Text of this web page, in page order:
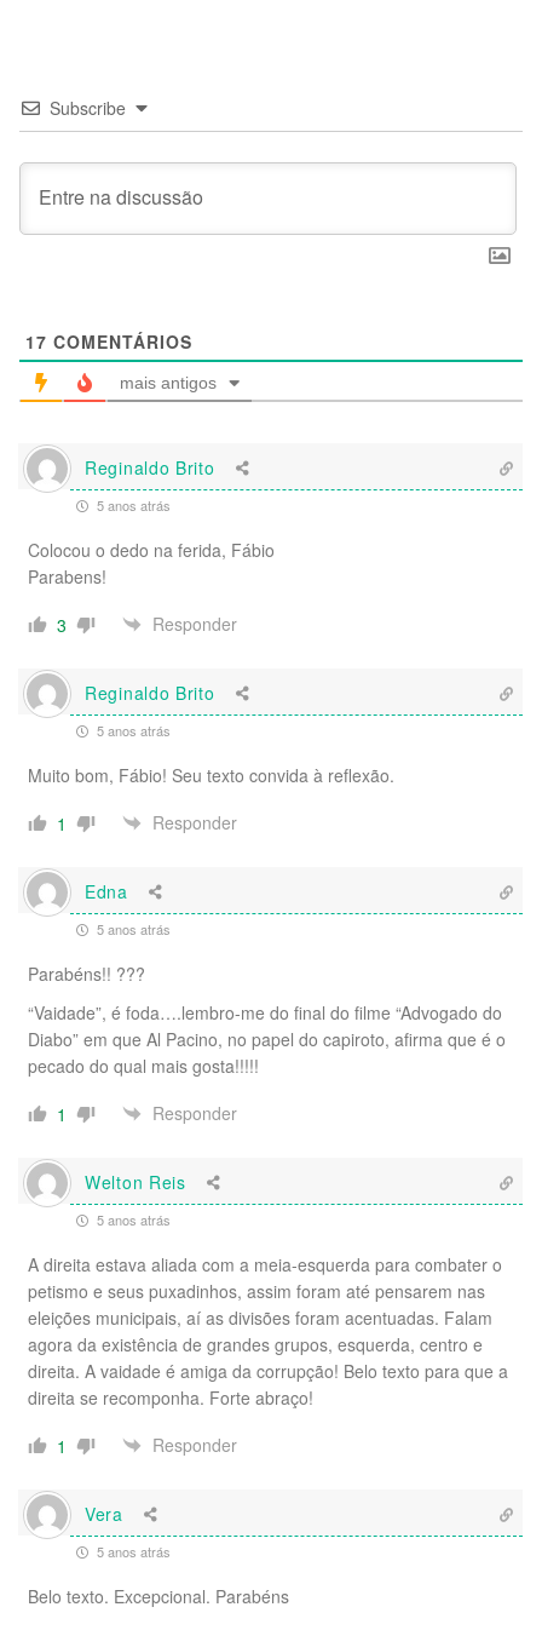
Subscribe
17 COMENTÁRIOS
mais antigos
Reginaldo Brito
5 anos atrás
Colocou o dedo na ferida, Fábio
Parabens!
3
Responder
Reginaldo Brito
5 anos atrás
Muito bom, Fábio! Seu texto convida à reflexão.
1
Responder
Edna
5 anos atrás
Parabéns!! ???
“Vaidade”, é foda….lembro-me do final do filme “Advogado do
Diabo” em que Al Pacino, no papel do capiroto, afirma que é o
pecado do qual mais gosta!!!!!
1
Responder
Welton Reis
5 anos atrás
A direita estava aliada com a meia-esquerda para combater o
petismo e seus puxadinhos, assim foram até pensarem nas
eleições municipais, aí as divisões foram acentuadas. Falam
agora da existência de grandes grupos, esquerda, centro e
direita. A vaidade é amiga da corrupção! Belo texto para que a
direita se recomponha. Forte abraço!
1
Responder
Vera
5 anos atrás
Belo texto. Excepcional. Parabéns